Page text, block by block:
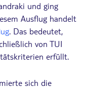
und ging
Ausflug handelt
. Das bedeutet,
von TUI
erfüllt.
sich die